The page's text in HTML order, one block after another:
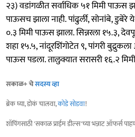
२३) वडांगळीत सर्वाधिक ५१ मिमी पाऊस
पाऊसच झाला नाही. पांढुर्ली, सोनांबे,
०.३ मिमी पाऊस झाला. सिन्नरला १५.३,
शहा १५.५, नांदूरशिंगोटेत ९, पांगरी
पाऊस पडला. तालुक्यात सरासरी १६.२
सकाळ+ चेसदस्य व्हा
ब्रेक घ्या, डोकं चालवा,कोडे सोडवा!
शॉपिंगसाठी 'सकाळ प्राईम डील्स'च्या भन्नाट ऑफर्स